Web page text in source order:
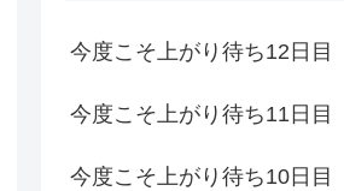
今度こそ上がり待ち12日目
今度こそ上がり待ち11日目
今度こそ上がり待ち10日目